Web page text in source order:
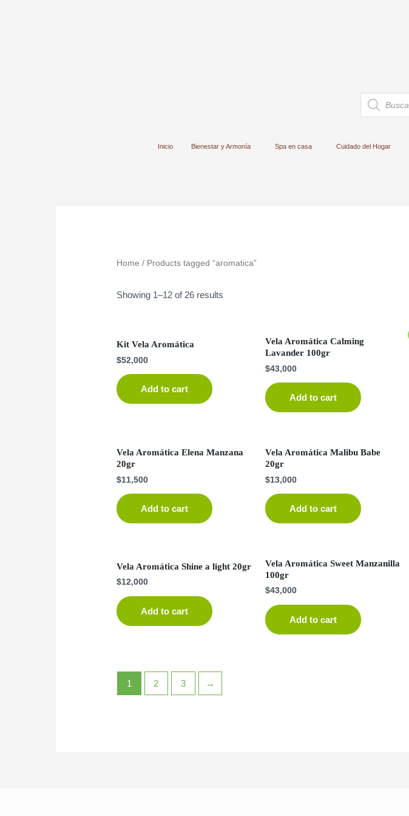
Búsqueda
de
productos
Inicio Bienestar y Armonía Spa en casa Cuidado del Hogar
Home / Products tagged “aromatica”
Showing 1–12 of 26 results
Kit Vela Aromática
$52,000
Add to cart
Vela Aromática Calming
Lavander 100gr
$43,000
Add to cart
Vela Aromática Elena Manzana
20gr
$11,500
Add to cart
Vela Aromática Malibu Babe
20gr
$13,000
Add to cart
Vela Aromática Shine a light 20gr
$12,000
Add to cart
Vela Aromática Sweet Manzanilla
100gr
$43,000
Add to cart
1 2 3 →